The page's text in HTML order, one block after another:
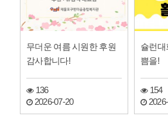
무더운 여름 시원한 후원
감사합니다!
136
2026-07-20
슐런대
쁨을!
154